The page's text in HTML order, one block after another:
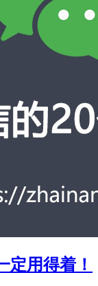
定用得着！